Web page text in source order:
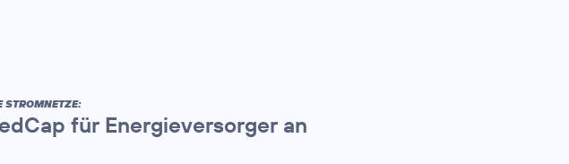
STROMNETZE:
für Energieversorger an